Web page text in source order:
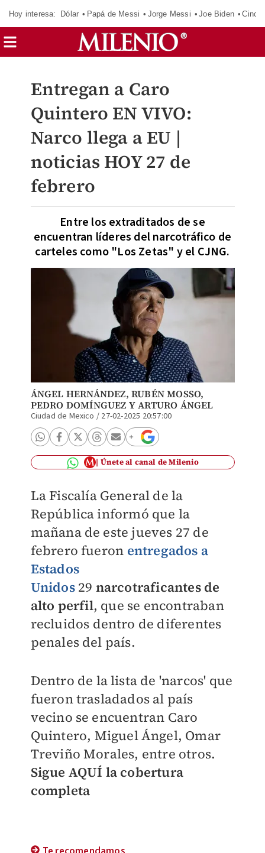
Hoy interesa: Dólar Papá de Messi Jorge Messi Joe Biden
Entregan a Caro
Quintero EN VIVO:
Narco llega a EU |
noticias HOY 27 de
febrero
Entre los extraditados de se
encuentran líderes del narcotráfico de
carteles como "Los Zetas" y el CJNG.
ÁNGEL HERNÁNDEZ, RUBÉN MOSSO,
PEDRO DOMÍNGUEZ YARTURO ÁNGEL
Ciudad de Mexico / 27-02-2025 20:57:00
Únete al canal de Milenio
La Fiscalía General de la
República informó que la
mañana de este jueves 27 de
febrero fueron entregados a
Estados
Unidos29 narcotraficantes de
alto perfil, que se encontraban
recluidos dentro de diferentes
penales del país.
Dentro de la lista de 'narcos' que
fueron trasladados al país
vecino se encuentran Caro
Quintero, Miguel Ángel, Omar
Treviño Morales, entre otros.
Sigue AQUÍ la cobertura
completa